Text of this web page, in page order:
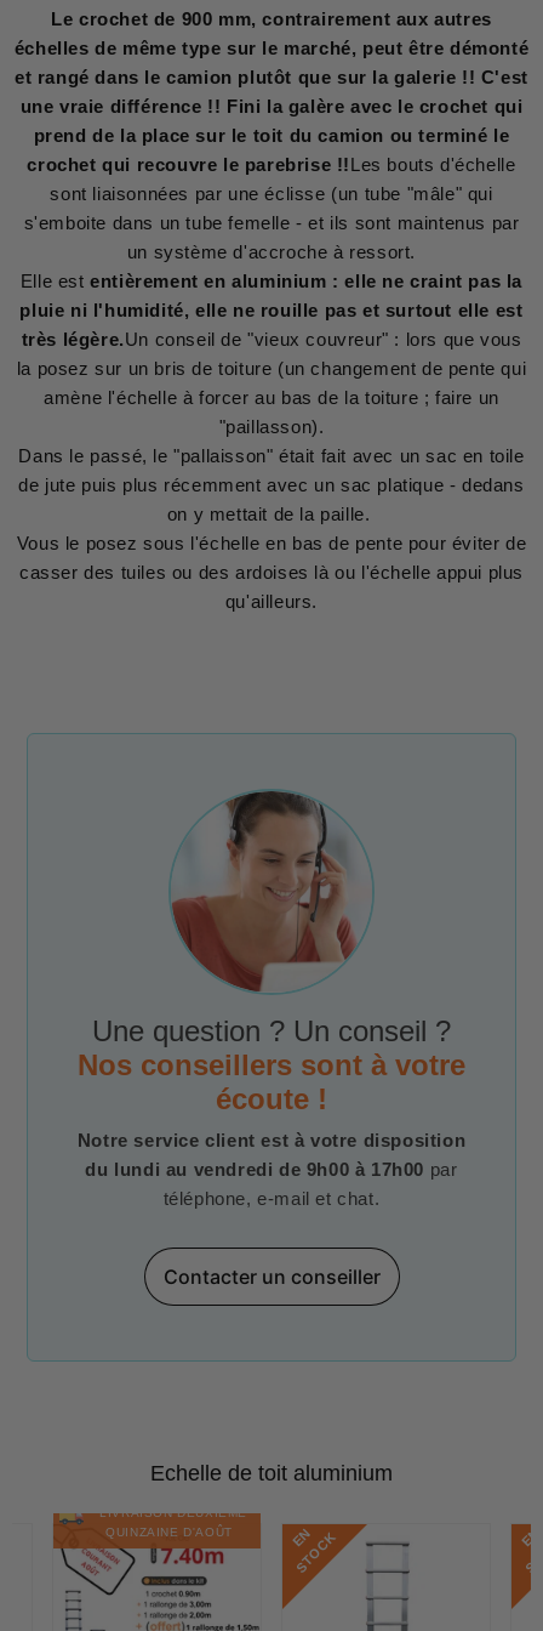
Le crochet de 900 mm, contrairement aux autres
échelles de même type sur le marché, peut être démonté
et rangé dans le camion plutôt que sur la galerie !! C'est
une vraie différence !! Fini la galère avec le crochet qui
prend de la place sur le toit du camion ou terminé le
crochet qui recouvre le parebrise !!Les bouts d'échelle
sont liaisonnées par une éclisse (un tube "mâle" qui
s'emboite dans un tube femelle - et ils sont maintenus par
un système d'accroche à ressort.
Elle estentièrement en aluminium : elle ne craint pas la
pluie ni l'humidité, elle ne rouille pas et surtout elle est
très légère.Un conseil de "vieux couvreur" : lors que vous
la posez sur un bris de toiture (un changement de pente qui
amène l'échelle à forcer au bas de la toiture ; faire un
"paillasson).
Dans le passé, le "pallaisson" était fait avec un sac en toile
de jute puis plus récemment avec un sac platique - dedans
on y mettait de la paille.
Vous le posez sous l'échelle en bas de pente pour éviter de
casser des tuiles ou des ardoises là ou l'échelle appui plus
qu'ailleurs.
Une question ? Un conseil ?
Nos conseillers sont à votre
écoute !
Notre service client est à votre disposition
du lundi au vendredi de 9h00 à 17h00 par
téléphone, e-mail et chat.
Contacter un conseiller
Echelle de toit aluminium
LIVRAISON DEUXIÈME
QUINZAINE D'AOÛT
E
N
S
T
O
C
K E
N
S
T
O
C